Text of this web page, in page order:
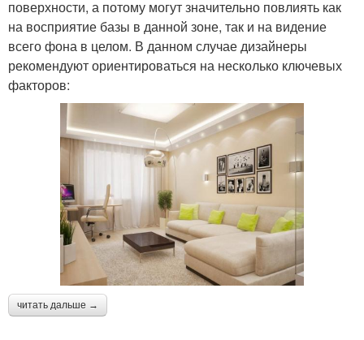
поверхности, а потому могут значительно повлиять как
на восприятие базы в данной зоне, так и на видение
всего фона в целом. В данном случае дизайнеры
рекомендуют ориентироваться на несколько ключевых
факторов:
читать дальше →